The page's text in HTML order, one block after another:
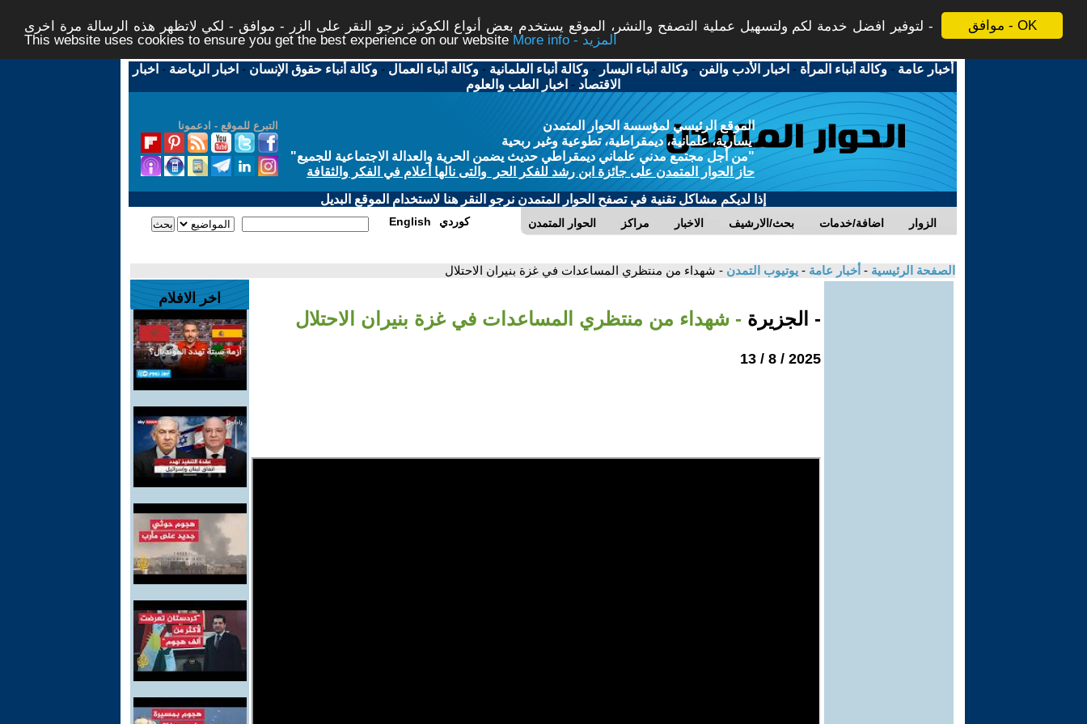
موافق - OK
لتوفير افضل خدمة لكم ولتسهيل عملية التصفح والنشر، الموقع يستخدم بعض أنواع الكوكيز نرجو النقر على الزر - موافق - لكي لاتظهر هذه الرسالة مرة اخرى -
This website uses cookies to ensure you get the best experience on our website
More info - المزيد
أخبار عامة -وكالة أنباء المرأة - اخبار الأدب والفن -وكالة أنباء اليسار -وكالة أنباء العلمانية -وكالة أنباء العمال -وكالة أنباء حقوق الإنسان - اخبار الرياضة - اخبار
الاقتصاد - اخبار الطب والعلوم
التبرع للموقع - ادعمونا
الموقع الرئيسي لمؤسسة الحوار المتمدن
يسارية، علمانية، ديمقراطية، تطوعية وغير ربحية
"من أجل مجتمع مدني علماني ديمقراطي حديث يضمن الحرية والعدالة الاجتماعية للجميع"
حاز الحوار المتمدن على جائزة ابن رشد للفكر الحر والتى نالها أعلام في الفكر والثقافة
إذا لديكم مشاكل تقنية في تصفح الحوار المتمدن نرجو النقر هنا لاستخدام الموقع البديل
الحوار المتمدن مراكز الاخبار بحث/الارشيف اضافة/خدمات الزوار English كوردي
الصفحة الرئيسية - أخبار عامة - يوتيوب التمدن - شهداء من منتظري المساعدات في غزة بنيران الاحتلال
- الجزيرة - شهداء من منتظري المساعدات في غزة بنيران الاحتلال
2025 / 8 / 13
اخر الافلام